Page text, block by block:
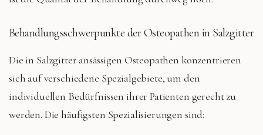
Behandlungsschwerpunkte der Osteopathen in Salzgitter
Die in Salzgitter ansässigen Osteopathen konzentrieren
sich auf verschiedene Spezialgebiete, um den
individuellen Bedürfnissen ihrer Patienten gerecht zu
werden. Die häufigsten Spezialisierungen sind: